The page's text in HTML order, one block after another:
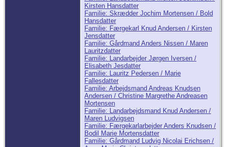
Kirsten Hansdatter
Familie: Skrædder Jochim Mortensen / Bold
Hansdatter
Familie: Færgekarl Knud Andersen / Kirsten
Jensdatter
Familie: Gårdmand Anders Nissen / Maren
Lauritzdatter
Familie: Landarbejder Jørgen Iversen /
Elisabeth Jesdatter
Familie: Lauritz Pedersen / Marie
Fallesdatter
Familie: Arbejdsmand Andreas Knudsen
Andersen / Christine Margrethe Andreasen
Mortensen
Familie: Landarbejdsmand Knud Andersen /
Maren Ludvigsen
Familie: Færgekarlarbejder Anders Knudsen /
Bodil Marie Mortensdatter
Familie: Gårdmand Ludvig Nicolai Erichsen /